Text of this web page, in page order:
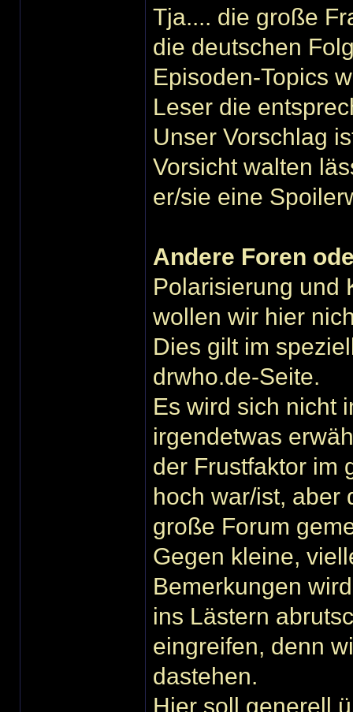
Tja.... die große
die deutschen
Episoden-Topics
Leser die
Unser Vorschlag
Vorsicht walten
er/sie eine
Andere Foren
Polarisierung und
wollen wir hier
Dies gilt im
drwho.de-Seite.
Es wird sich nicht
irgendetwas
der Frustfaktor im
hoch war/ist, aber
große Forum
Gegen kleine,
Bemerkungen
ins Lästern
eingreifen, denn
dastehen.
Hier soll generell